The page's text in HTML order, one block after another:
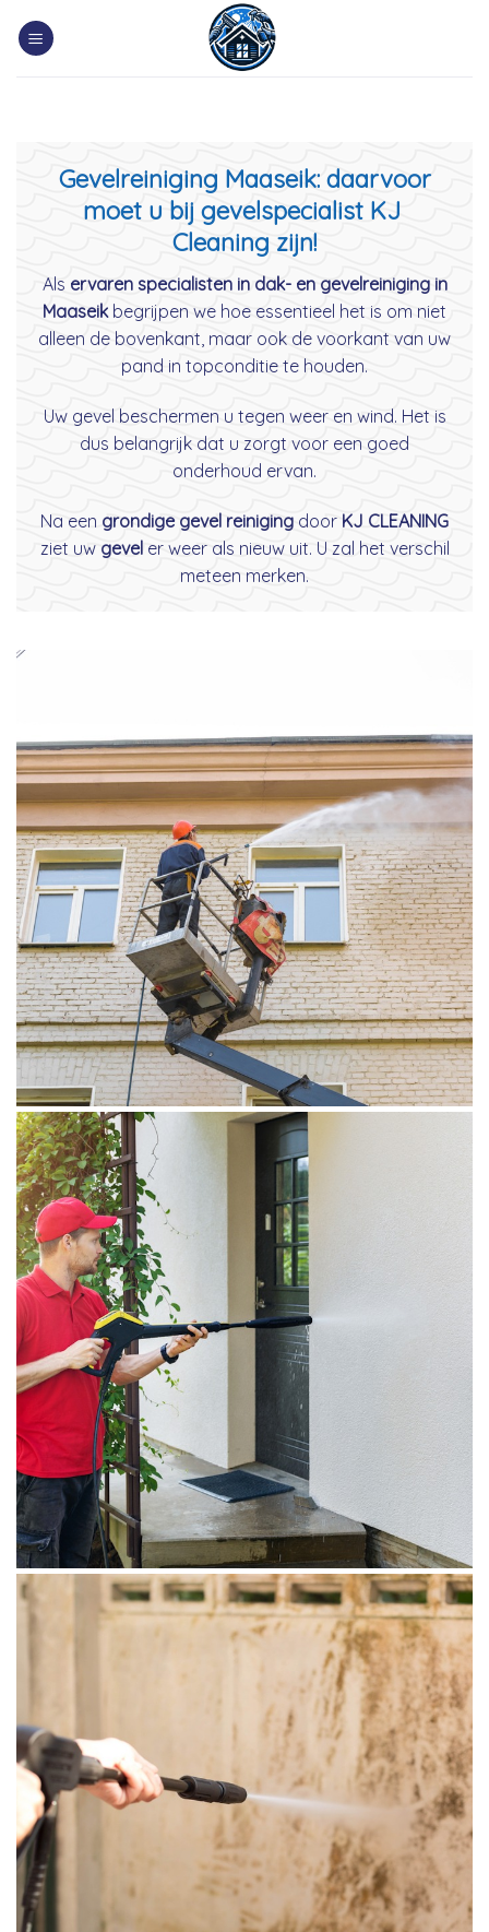
Gevelreiniging Maaseik: daarvoor
moet u bij gevelspecialist KJ
Cleaning zijn!
Als ervaren specialisten in dak- en gevelreiniging in
Maaseikbegrijpen we hoe essentieel het is om niet
alleen de bovenkant, maar ook de voorkant van uw
pand in topconditie te houden.
Uw gevel beschermen u tegen weer en wind. Het is
dus belangrijk dat u zorgt voor een goed
onderhoud ervan.
Na een grondige gevel reiniging door KJ CLEANING
ziet uw geveler weer als nieuw uit. U zal het verschil
meteen merken.